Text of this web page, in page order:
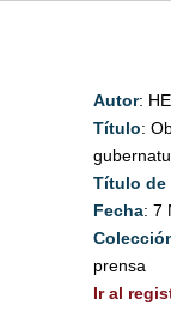
Autor:
Título:
Título de
Fecha: 7
prensa
Ir al